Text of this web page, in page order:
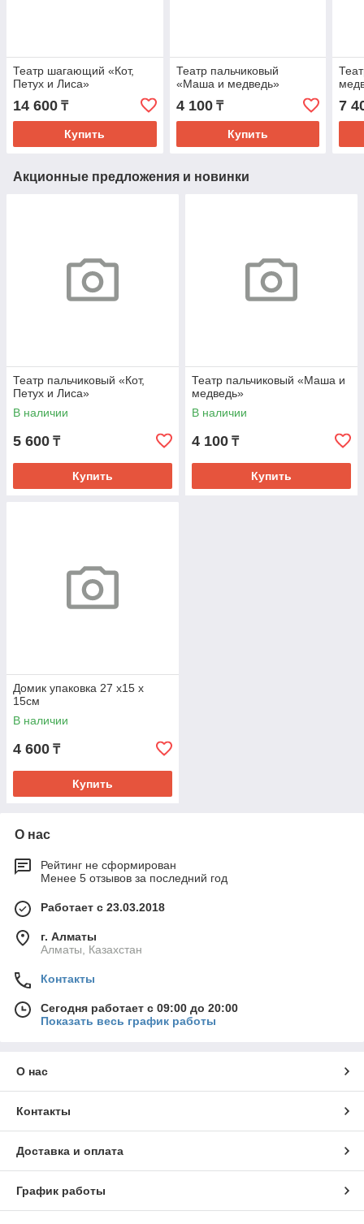
Театр шагающий «Кот,
Петух и Лиса»
14 600 ₸
Купить
Театр пальчиковый
«Маша и медведь»
4 100₸
Купить
7
Акционные предложения и новинки
Театр пальчиковый «Кот,
Петух и Лиса»
В наличии
5 600 ₸
Купить
Театр пальчиковый «Маша и
медведь»
В наличии
4 100 ₸
Купить
Домик упаковка 27 х15 х
15см
В наличии
4 600 ₸
Купить
О нас
Рейтинг не сформирован
Менее 5 отзывов за последний год
Работает с 23.03.2018
г. Алматы
Алматы, Казахстан
Контакты
Сегодня работает с 09:00 до 20:00
Показать весь график работы
О нас
Контакты
Доставка и оплата
График работы